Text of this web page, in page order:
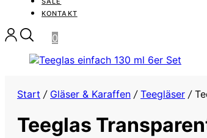
KONTAKT
0
Start / Gläser & Karaffen / Teegläser /
Teeglas